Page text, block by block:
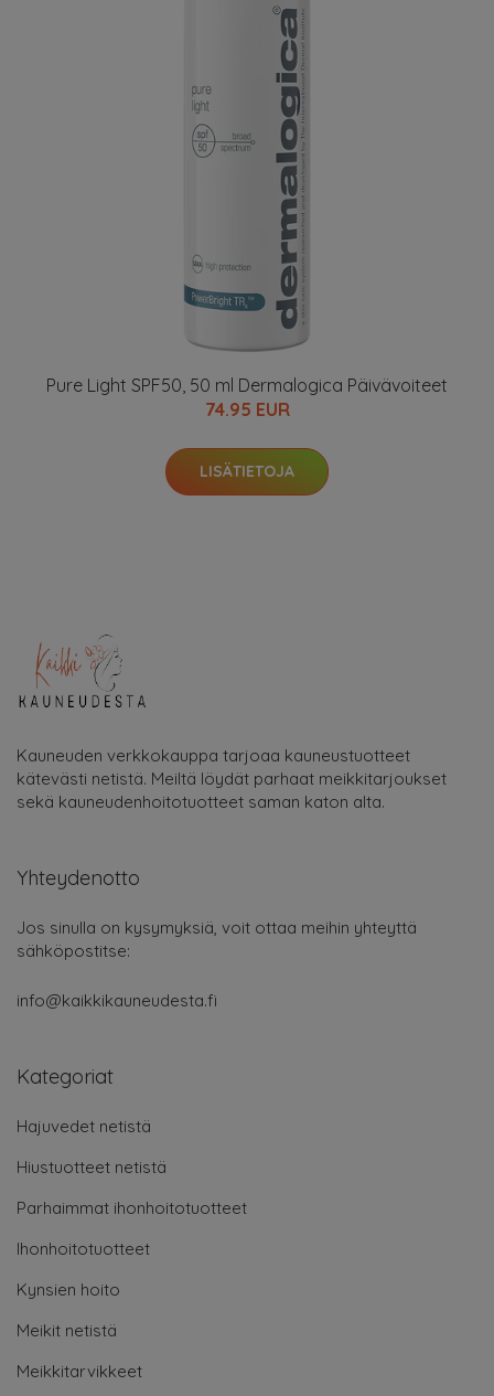
Pure Light SPF50, 50 ml Dermalogica Päivävoiteet
74.95 EUR
LISÄTIETOJA
Kauneuden verkkokauppa tarjoaa kauneustuotteet
kätevästi netistä. Meiltä löydät parhaat meikkitarjoukset
sekä kauneudenhoitotuotteet saman katon alta.
Yhteydenotto
Jos sinulla on kysymyksiä, voit ottaa meihin yhteyttä
sähköpostitse:
info@kaikkikauneudesta.fi
Kategoriat
Hajuvedet netistä
Hiustuotteet netistä
Parhaimmat ihonhoitotuotteet
Ihonhoitotuotteet
Kynsien hoito
Meikit netistä
Meikkitarvikkeet